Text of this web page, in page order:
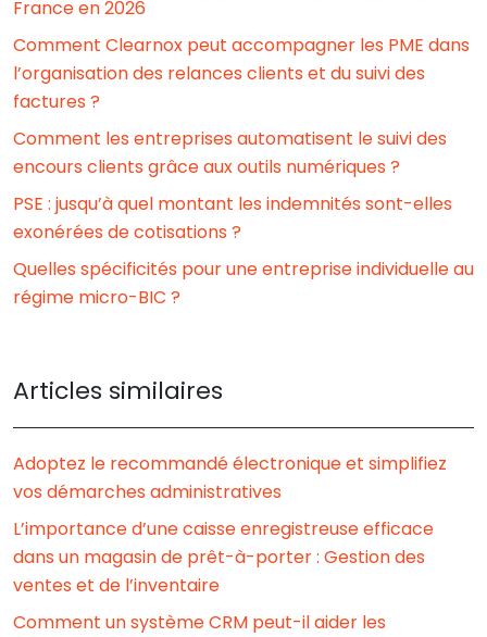
France en 2026
Comment Clearnox peut accompagner les PME dans
l’organisation des relances clients et du suivi des
factures ?
Comment les entreprises automatisent le suivi des
encours clients grâce aux outils numériques ?
PSE : jusqu’à quel montant les indemnités sont-elles
exonérées de cotisations ?
Quelles spécificités pour une entreprise individuelle au
régime micro-BIC ?
Articles similaires
Adoptez le recommandé électronique et simplifiez
vos démarches administratives
L’importance d’une caisse enregistreuse efficace
dans un magasin de prêt-à-porter : Gestion des
ventes et de l’inventaire
Comment un système CRM peut-il aider les